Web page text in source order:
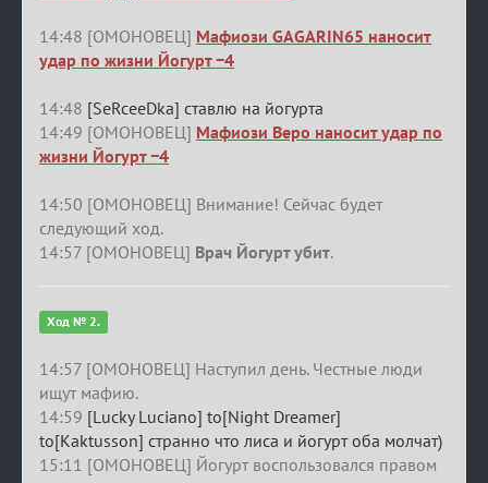
14:48 [ОМОНОВЕЦ] Мафиози GAGARIN65 наносит
удар по жизни Йогурт −4
14:48 [SeRceeDka] ставлю на йогурта
14:49 [ОМОНОВЕЦ] Мафиози Веро наносит удар по
жизни Йогурт −4
14:50 [ОМОНОВЕЦ] Внимание! Сейчас будет
следующий ход.
14:57 [ОМОНОВЕЦ] Врач Йогурт убит.
Ход № 2.
14:57 [ОМОНОВЕЦ] Наступил день. Честные люди
ищут мафию.
14:59 [Lucky Luciano] to[Night Dreamer]
to[Kaktusson] странно что лиса и йогурт оба молчат)
15:11 [ОМОНОВЕЦ] Йогурт воспользовался правом